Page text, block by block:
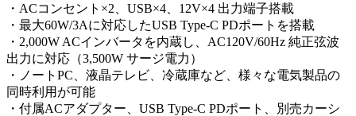
・ACコンセント×2、USB×4、12V×4 出力端子搭載
・最大60W/3Aに対応したUSB Type-C PDポートを搭載
・2,000W ACインバータを内蔵し、AC120V/60Hz 純正弦波
出力に対応（3,500W サージ電力）
・ノートPC、液晶テレビ、冷蔵庫など、様々な電気製品の
同時利用が可能
・付属ACアダプター、USB Type-C PDポート、別売カーシ